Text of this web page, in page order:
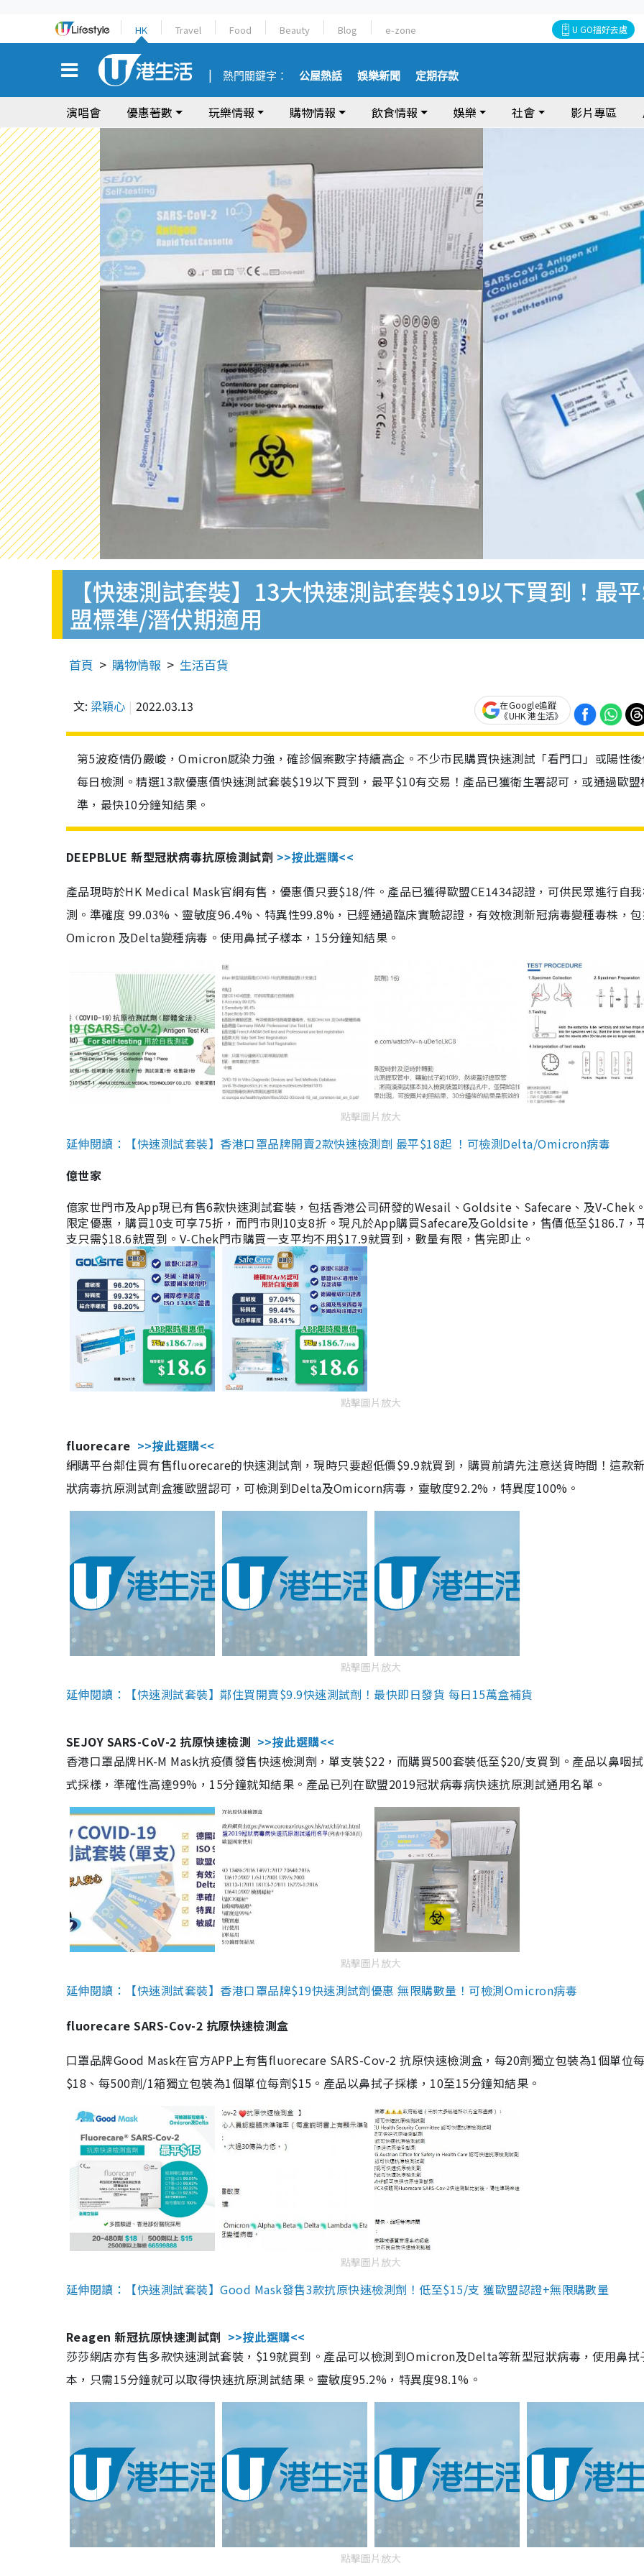
HK Travel Food Beauty Blog e-zone U GO搵好去處
熱門關鍵字： 公屋熱話 娛樂新聞 定期存款
演唱會 優惠著數 玩樂情報 購物情報 飲食情報 娛樂 社會 影片專區
【快速測試套裝】13大快速測試套裝$19以下買到！最
盟標準/潛伏期適用
首頁 購物情報 生活百貨
文: 梁穎心 2022.03.13
在Google追蹤
《UHK 港生活》
第5波疫情仍嚴峻，Omicron感染力強，確診個案數字持續高企。不少市民購買快速測試「看門口」或陽性
每日檢測。精選13款優惠價快速測試套裝$19以下買到，最平$10有交易！產品已獲衛生署認可，或通過歐盟
準，最快10分鐘知結果。
DEEPBLUE 新型冠狀病毒抗原檢測試劑 >>按此選購<<
產品現時於HK Medical Mask官網有售，優惠價只要$18/件。產品已獲得歐盟CE1434認證，可供民眾進行自
測。準確度 99.03%、靈敏度96.4%、特異性99.8%，已經通過臨床實驗認證，有效檢測新冠病毒變種毒株，
Omicron 及Delta變種病毒。使用鼻拭子樣本，15分鐘知結果。
點擊圖片放大
延伸閱讀：【快速測試套裝】香港口罩品牌開賣2款快速檢測劑 最平$18起 ！可檢測Delta/Omicron病毒
億世家
億家世門市及App現已有售6款快速測試套裝，包括香港公司研發的Wesail、Goldsite、Safecare、及V-Chek
限定優惠，購買10支可享75折，而門市則10支8折。現凡於App購買Safecare及Goldsite，售價低至$186.7，
支只需$18.6就買到。V-Chek門市購買一支平均不用$17.9就買到，數量有限，售完即止。
點擊圖片放大
fluorecare >>按此選購<<
網購平台鄰住買有售fluorecare的快速測試劑，現時只要超低價$9.9就買到，購買前請先注意送貨時間！這款
狀病毒抗原測試劑盒獲歐盟認可，可檢測到Delta及Omicorn病毒，靈敏度92.2%，特異度100%。
點擊圖片放大
延伸閱讀：【快速測試套裝】鄰住買開賣$9.9快速測試劑！最快即日發貨 每日15萬盒補貨
SEJOY SARS-CoV-2 抗原快速檢測 >>按此選購<<
香港口罩品牌HK-M Mask抗疫價發售快速檢測劑，單支裝$22，而購買500套裝低至$20/支買到。產品以鼻咽
式採樣，準確性高達99%，15分鐘就知結果。產品已列在歐盟2019冠狀病毒病快速抗原測試通用名單。
點擊圖片放大
延伸閱讀：【快速測試套裝】香港口罩品牌$19快速測試劑優惠 無限購數量！可檢測Omicron病毒
fluorecare SARS-Cov-2 抗原快速檢測盒
口罩品牌Good Mask在官方APP上有售fluorecare SARS-Cov-2 抗原快速檢測盒，每20劑獨立包裝為1個單位
$18、每500劑/1箱獨立包裝為1個單位每劑$15。產品以鼻拭子採樣，10至15分鐘知結果。
點擊圖片放大
延伸閱讀：【快速測試套裝】Good Mask發售3款抗原快速檢測劑！低至$15/支 獲歐盟認證+無限購數量
Reagen 新冠抗原快速測試劑 >>按此選購<<
莎莎網店亦有售多款快速測試套裝，$19就買到。產品可以檢測到Omicron及Delta等新型冠狀病毒，使用鼻拭
本，只需15分鐘就可以取得快速抗原測試結果。靈敏度95.2%，特異度98.1%。
點擊圖片放大